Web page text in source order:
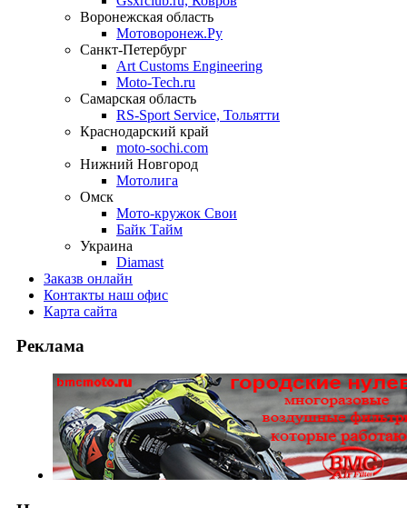
Воронежская область
Мотоворонеж.Ру
Санкт-Петербург
Art Customs Engineering
Moto-Tech.ru
Самарская область
RS-Sport Service, Тольятти
Краснодарский край
moto-sochi.com
Нижний Новгород
Мотолига
Омск
Мото-кружок Свои
Байк Тайм
Украина
Diamast
Заказв онлайн
Контакты наш офис
Карта сайта
Реклама